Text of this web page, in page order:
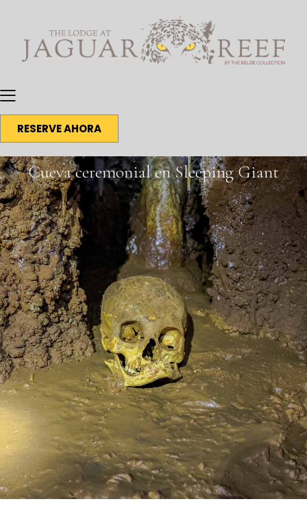
RESERVE AHORA
Cueva ceremonial en Sleeping Giant